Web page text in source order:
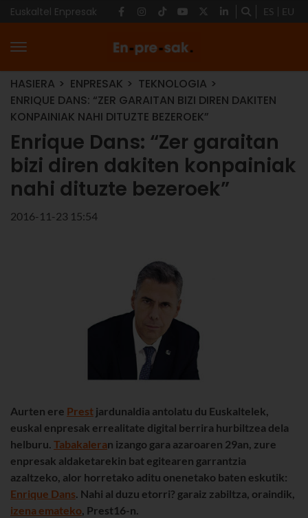
Euskaltel Enpresak ES EU
HASIERA ENPRESAK
TEKNOLOGIA
ENRIQUE DANS: “ZER GARAITAN BIZI DIREN DAKITEN
KONPAINIAK NAHI DITUZTE BEZEROEK”
Enrique Dans: “Zer garaitan
bizi diren dakiten konpainiak
nahi dituzte bezeroek”
2016-11-23 15:54
Aurten ere Prest jardunaldia antolatu du Euskaltelek,
euskal enpresak errealitate digital berrira hurbiltzea dela
helburu. Tabakaleran izango gara azaroaren 29an, zure
enpresak aldaketarekin bat egitearen garrantzia
azaltzeko, alor horretako aditu onenetako baten eskutik:
Enrique Dans. Nahi al duzu etorri? garaiz zabiltza, oraindik,
izena emateko, Prest16-n.